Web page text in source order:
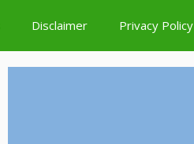
Disclaimer Privacy Policy